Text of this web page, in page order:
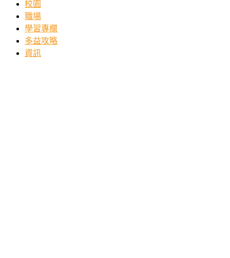
校園
職場
學習專欄
多益攻略
資訊